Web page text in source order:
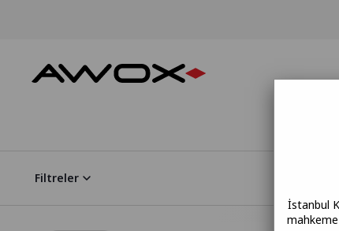
Filtreler
İstanbul